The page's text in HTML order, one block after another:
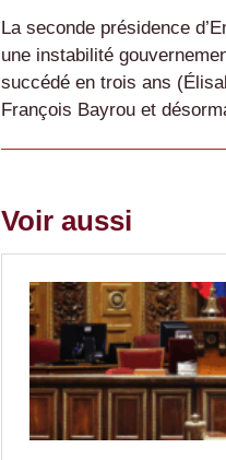
La seconde présidence
une instabilité
succédé en trois ans
François Bayrou et
Voir aussi